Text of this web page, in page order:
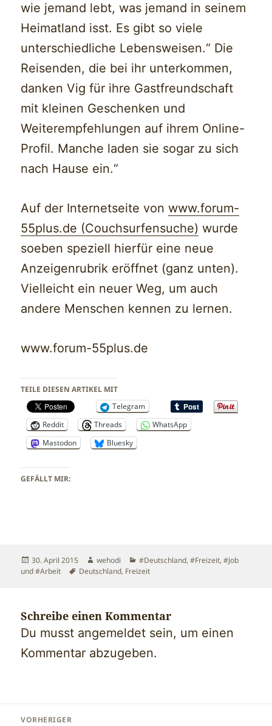
wie jemand lebt, was jemand in seinem
Heimatland isst. Es gibt so viele
unterschiedliche Lebensweisen.“ Die
Reisenden, die bei ihr unterkommen,
danken Vig für ihre Gastfreundschaft
mit kleinen Geschenken und
Weiterempfehlungen auf ihrem Online-
Profil. Manche laden sie sogar zu sich
nach Hause ein.“
Auf der Internetseite vonwww.forum-
55plus.de (Couchsurfensuche) wurde
soeben speziell hierfür eine neue
Anzeigenrubrik eröffnet (ganz unten).
Vielleicht ein neuer Weg, um auch
andere Menschen kennen zu lernen.
www.forum-55plus.de
TEILE DIESEN ARTIKEL MIT
Telegram
Reddit
Threads
WhatsApp
Mastodon
Bluesky
GEFÄLLT MIR:
Veröffentlicht
am
30. April 2015 Autor
wehodi Kategorien
#Deutschland,#Freizeit,#Job
und #Arbeit
Schlagwörter
Deutschland, Freizeit
Schreibe einen Kommentar
Du musst angemeldet sein, um einen
Kommentar abzugeben.
Beitragsnavigation
VORHERIGER